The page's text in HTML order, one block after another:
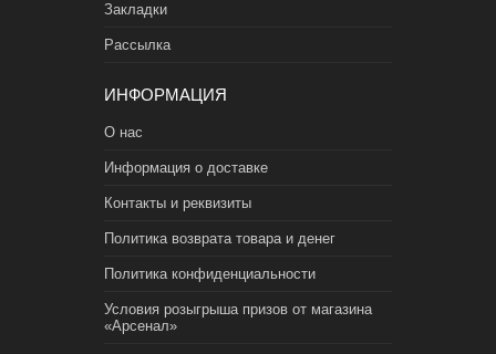
Закладки
Рассылка
ИНФОРМАЦИЯ
О нас
Информация о доставке
Контакты и реквизиты
Политика возврата товара и денег
Политика конфиденциальности
Условия розыгрыша призов от магазина
«Арсенал»